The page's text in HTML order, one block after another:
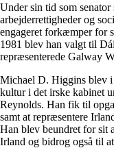
Under sin tid som
arbejderrettigheder og
engageret forkæmper for
1981 blev han valgt til
repræsenterede Galway
Michael D. Higgins blev
kultur i det irske kabinet
Reynolds. Han fik til
samt at repræsentere
Han blev beundret for sit
Irland og bidrog også til